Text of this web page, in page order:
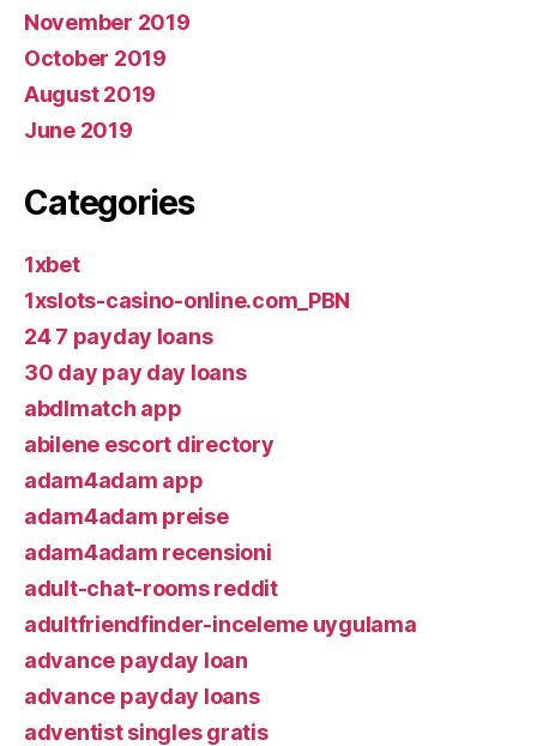
November 2019
October 2019
August 2019
June 2019
Categories
1xbet
1xslots-casino-online.com_PBN
24 7 payday loans
30 day pay day loans
abdlmatch app
abilene escort directory
adam4adam app
adam4adam preise
adam4adam recensioni
adult-chat-rooms reddit
adultfriendfinder-inceleme uygulama
advance payday loan
advance payday loans
adventist singles gratis